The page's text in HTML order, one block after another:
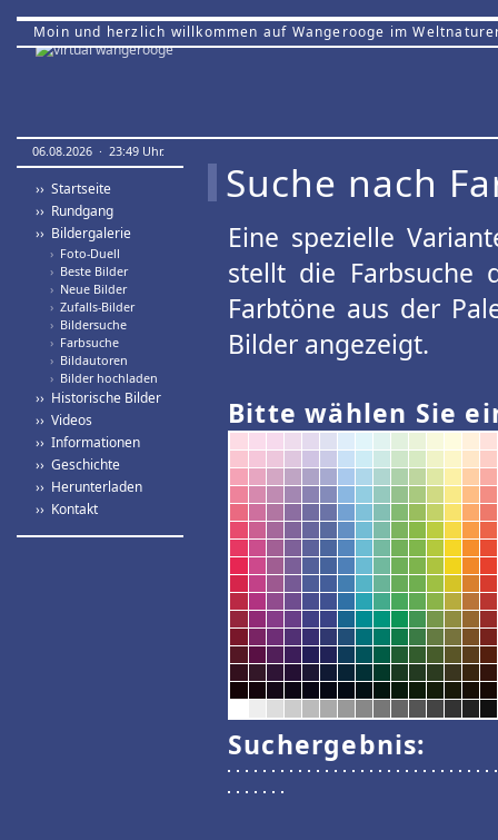
Moin und herzlich willkommen auf Wangerooge im
06.08.2026 · 23:49 Uhr.
›› Startseite
›› Rundgang
›› Bildergalerie
› Foto-Duell
› Beste Bilder
› Neue Bilder
› Zufalls-Bilder
› Bildersuche
› Farbsuche
› Bildautoren
› Bilder hochladen
›› Historische Bilder
›› Videos
›› Informationen
›› Geschichte
›› Herunterladen
›› Kontakt
Suche nach
Eine spezielle
stellt die Farbsuche
Farbtöne aus der
Bilder angezeigt.
Bitte wählen Sie
Suchergebnis: